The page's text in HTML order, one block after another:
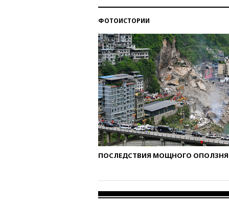
ФОТОИСТОРИИ
ПОСЛЕДСТВИЯ МОЩНОГО ОПОЛЗНЯ